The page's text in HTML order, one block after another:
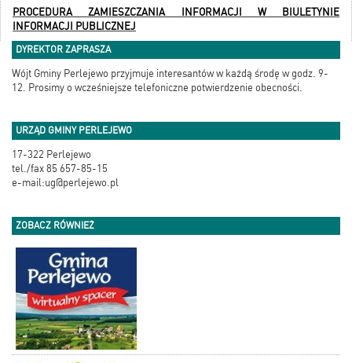
PROCEDURA ZAMIESZCZANIA INFORMACJI W BIULETYNIE
INFORMACJI PUBLICZNEJ
DYREKTOR ZAPRASZA
Wójt Gminy Perlejewo przyjmuje interesantów w każdą środę w godz. 9-
12. Prosimy o wcześniejsze telefoniczne potwierdzenie obecności.
URZĄD GMINY PERLEJEWO
17-322 Perlejewo
tel./fax 85 657-85-15
e-mail:ug@perlejewo.pl
ZOBACZ RÓWNIEŻ